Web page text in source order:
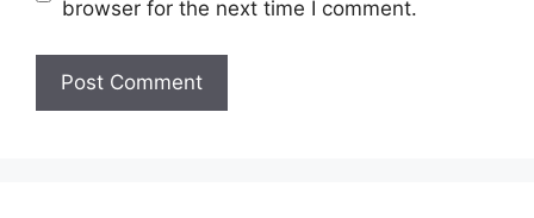
browser for the next time I comment.